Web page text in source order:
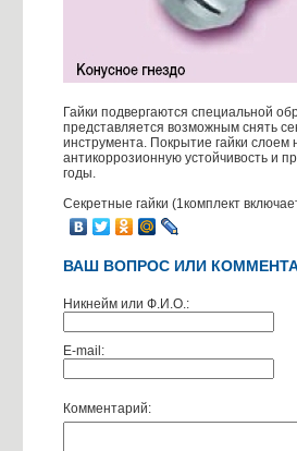
Гайки подвергаются специальной
представляется возможным снять
инструмента. Покрытие гайки слоем
антикоррозионную устойчивость и
годы.
Секретные гайки (1комплект
ВАШ ВОПРОС ИЛИ
Никнейм или Ф.И.О.:
E-mail:
Комментарий: